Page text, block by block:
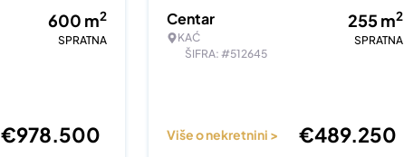
600 m2
SPRATNA
€978.500
Centar
KAĆ
ŠIFRA: #512645
255m2
SPRATNA
Više o nekretnini > €489.250